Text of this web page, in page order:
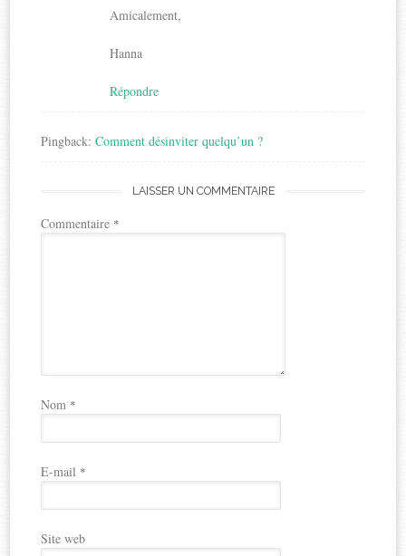
Amicalement,
Hanna
Répondre
Pingback:Comment désinviter quelqu’un ?
LAISSER UN COMMENTAIRE
Commentaire *
Nom *
E-mail *
Site web